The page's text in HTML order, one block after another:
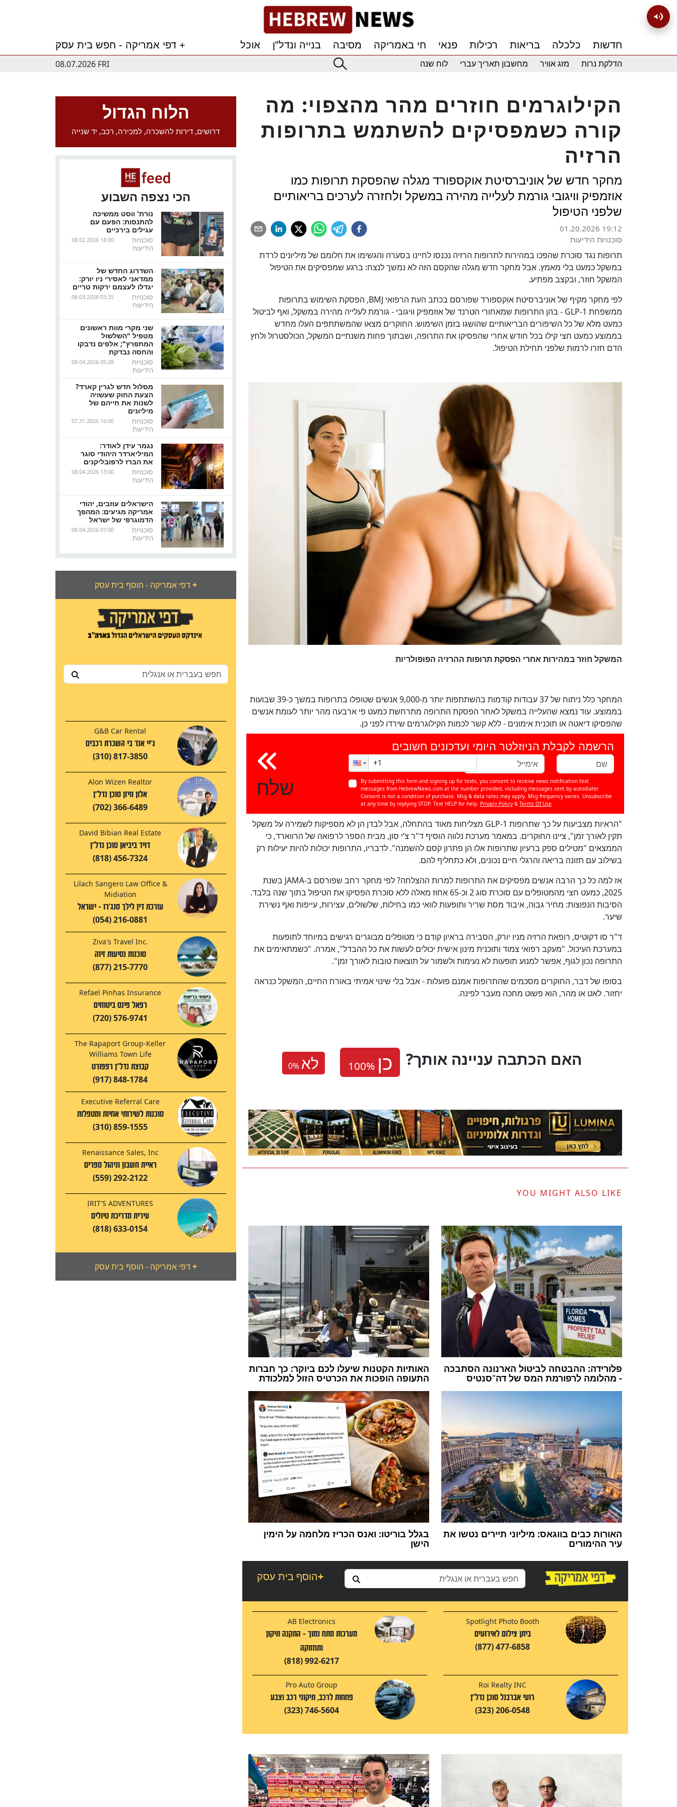
דפי אמריקה - חפש בית עסק + חדשות כלכלה בריאות רכילות פנאי חי באמריקה מסיבה בנייה ונדל”ן
אוכל
08.07.2026 FRI
הדלקת נרות מזג אוויר מחשבון תאריך עברי לוח שנה
הלוח הגדול
דרושים, דירות להשכרה, למכירה, רכב, יד שנייה
הכי נצפה השבוע
נורת' ווסט ממשיכה
להתנסות: הפעם עם
עגילים בירכיים
08.02.2026 18:00
סוכנויות
הידיעות
השדרוג החדש של
ממדאני לאסירי ניו יורק:
יגדלו לעצמם ירקות טריים
08.03.2026 03:35
סוכנויות
הידיעות
שני מקרי מוות ראשונים
מטפיל "השלשול
המתפרץ"; אלפים נדבקו
והחסה נבדקת
08.04.2026 05:28
סוכנויות
הידיעות
מסלול חדש לגרין קארד?
הצעת החוק שעשויה
לשנות את חייהם של
מיליונים
07.31.2026 16:00
סוכנויות
הידיעות
נגמר עידן לאודר:
המיליארדר היהודי סוגר
את הברז לרפובליקנים
08.04.2026 13:00
סוכנויות
הידיעות
הישראלים עוזבים, יהודי
אמריקה מגיעים: המהפך
הדמוגרפי של ישראל
08.04.2026 07:00
סוכנויות
הידיעות
דפי אמריקה - הוסף בית עסק+
G&B Car Rental
ג'יי אנד בי השכרת רכבים
(310) 817-3850
Alon Wizen Realtor
אלון וויזן סוכן נדל"ן
(702) 366-6489
David Bibian Real Estate
דויד ביביאן סוכן נדל"ן
(818) 456-7324
Lilach Sangero Law Office &
Midiation
עורכת דין לילך סנג'רו - ישראל
(054) 216-0881
Ziva's Travel Inc.
סוכנות נסיעות זיוה
(877) 215-7770
Refael Pinhas Insurance
רפאל פינס ביטוחים
(720) 576-9741
The Rapaport Group-Keller
Williams Town Life
קבוצת נדל"ן רפפורט
(917) 848-1784
Executive Referral Care
סוכנות לשירותי אחיות ומטפלות
(310) 859-1555
Renaissance Sales, Inc
ראיית חשבון וניהול ספרים
(559) 292-2122
IRIT'S ADVENTURES
עירית מדריכת טיולים
(818) 633-0154
דפי אמריקה - הוסף בית עסק+
הקילוגרמים חוזרים מהר מהצפוי: מה
קורה כשמפסיקים להשתמש בתרופות
הרזיה
מחקר חדש של אוניברסיטת אוקספורד מגלה שהפסקת תרופות כמו
אוזמפיק וויגובי גורמת לעלייה מהירה במשקל ולחזרה לערכים בריאותיים
שלפני הטיפול
01.20.2026 19:12
סוכנויות הידיעות
תרופות נגד סוכרת שהפכו במהירות לתרופות הרזיה נכנסו לחיינו בסערה והגשימו את חלומם של מיליונים לרדת
במשקל כמעט בלי מאמץ. אבל מחקר חדש מגלה שהקסם הזה לא נמשך לנצח: ברגע שמפסיקים את הטיפול
המשקל חוזר, ובקצב מפתיע.
לפי מחקר מקיף של אוניברסיטת אוקספורד שפורסם בכתב העת הרפואי BMJ, הפסקת השימוש בתרופות
ממשפחת GLP-1 - בהן התרופות שמאחורי הטרנד של אוזמפיק וויגובי - גורמת לעלייה מהירה במשקל, ואף לביטול
כמעט מלא של כל השיפורים הבריאותיים שהושגו בזמן השימוש. החוקרים מצאו שהמשתתפים העלו מחדש
בממוצע כמעט חצי קילו בכל חודש אחרי שהפסיקו את התרופה, ושבתוך פחות משנתיים המשקל, הכולסטרול ולחץ
הדם חזרו לרמות שלפני תחילת הטיפול.
המשקל חוזר במהירות אחרי הפסקת תרופות ההרזיה הפופולריות
המחקר כלל ניתוח של 37 עבודות קודמות בהשתתפות יותר מ-9,000 אנשים שטופלו בתרופות במשך כ-39 שבועות
בממוצע. עוד נמצא שהעלייה במשקל לאחר הפסקת התרופה מתרחשת כמעט פי ארבעה מהר יותר לעומת אנשים
שהפסיקו דיאטה או תוכנית אימונים - ללא קשר לכמות הקילוגרמים שירדו לפני כן.
שלח
הרשמה לקבלת הניוזלטר היומי ועדכונים חשובים
By submitting this form and signing up for texts, you consent to receive news notification text
messages from HebrewNews.com at the number provided, including messages sent by autodialer.
Consent is not a condition of purchase. Msg & data rates may apply. Msg frequency varies. Unsubscribe
at any time by replying STOP. Text HELP for help. Privacy Policy & Terms Of Use
"הראיות מצביעות על כך שתרופות GLP-1 מצליחות מאוד בהתחלה, אבל לבדן הן לא מספיקות לשמירה על משקל
תקין לאורך זמן", ציינו החוקרים. במאמר מערכת נלווה הוסיף ד"ר צ’י סון, מבית הספר לרפואה של הרווארד, כי
הממצאים "מטילים ספק ברעיון שתרופות אלו הן פתרון קסם להשמנה". לדבריו, התרופות יכולות להיות יעילות רק
בשילוב עם תזונה בריאה והרגלי חיים נכונים, ולא כתחליף להם.
אז למה כל כך הרבה אנשים מפסיקים את התרופות למרות ההצלחה? לפי מחקר רחב שפורסם ב-JAMA בשנת
2025, כמעט חצי מהמטופלים עם סוכרת סוג 2 וכ-65 אחוז מאלה ללא סוכרת הפסיקו את הטיפול בתוך שנה בלבד.
הסיבות הנפוצות: מחיר גבוה, איבוד מסת שריר ותופעות לוואי כמו בחילות, שלשולים, עצירות, עייפות ואף נשירת
שיער.
ד"ר סו דקוטיס, רופאת הרזיה מניו יורק, הסבירה בראיון קודם כי מטופלים מבוגרים רגישים במיוחד לתופעות
במערכת העיכול. "מעקב רפואי צמוד ותוכנית מינון אישית יכולים לעשות את כל ההבדל", אמרה. "כשמתאימים את
התרופה נכון לגוף, אפשר למנוע תופעות לא נעימות ולשמור על תוצאות טובות לאורך זמן".
בסופו של דבר, החוקרים מסכמים שהתרופות אמנם פועלות - אבל בלי שינוי אמיתי באורח החיים, המשקל כנראה
יחזור. לאט או מהר, הוא פשוט מחכה מעבר לפינה.
0% לא
100%כן
?האם הכתבה עניינה אותך
YOU MIGHT ALSO LIKE
האותיות הקטנות שיעלו לכם ביוקר: כך חברות
התעופה הופכות את הכרטיס הזול למלכודת
פלורידה: ההבטחה לביטול הארנונה הסתבכה
- מהלומה לרפורמת המס של דה־סנטיס
בגלל בוריטו: ואנס הכריז מלחמה על הימין
הישן
האורות כבים בווגאס: מיליוני תיירים נטשו את
עיר ההימורים
הוסף בית עסק+
AB Electronics
מערכות מתח נמוך - התקנה תיקון
ותחזוקה
(818) 992-6217
Spotlight Photo Booth
ביתן צילום לאירועים
(877) 477-6858
Pro Auto Group
פחחות לרכב, תיקוני רכב וצבע
(323) 746-5604
Roi Realty INC
רועי אברבנל סוכן נדל"ן
(323) 206-0548